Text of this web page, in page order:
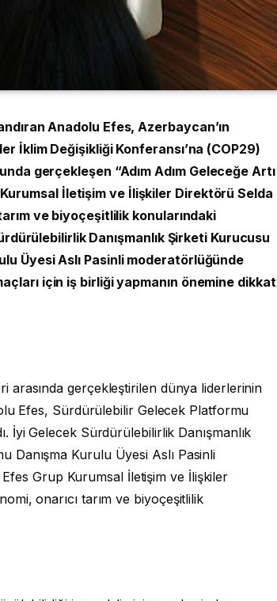
Anadolu Efes, Azerbaycan’ın
İklim Değişikliği Konferansı’na (COP29)
gerçekleşen “Adım Adım Geleceğe Artı
İletişim ve İlişkiler Direktörü Selda
ve biyoçeşitlilik konularındaki
Danışmanlık Şirketi Kurucusu
Üyesi Aslı Pasinli moderatörlüğünde
için iş birliği yapmanın önemine dikkat
arasında gerçekleştirilen dünya liderlerinin
Efes, Sürdürülebilir Gelecek Platformu
İyi Gelecek Sürdürülebilirlik Danışmanlık
Danışma Kurulu Üyesi Aslı Pasinli
Grup Kurumsal İletişim ve İlişkiler
onarıcı tarım ve biyoçeşitlilik